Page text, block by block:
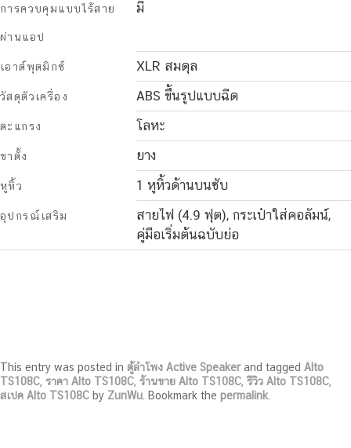
การควบคุมแบบไร้สาย
ผ่านแอป
มี
เอาต์พุตมิกซ์ XLR สมดุล
วัสดุตัวเครื่อง ABS ขึ้นรูปแบบฉีด
ตะแกรง โลหะ
ขาตั้ง ยาง
หูหิ้ว 1 หูหิ้วด้านบนซับ
อุปกรณ์เสริม
สายไฟ (4.9 ฟุต), กระเป๋าใส่คอลัมน์,
คู่มือเริ่มต้นฉบับย่อ
This entry was posted in ตู้ลำโพง Active Speaker and tagged Alto
TS108C ราคา Alto TS108C ร้านขาย Alto TS108C ,รีวิว Alto TS108C
สเปค Alto TS108C by ZunWu . Bookmark the permalink